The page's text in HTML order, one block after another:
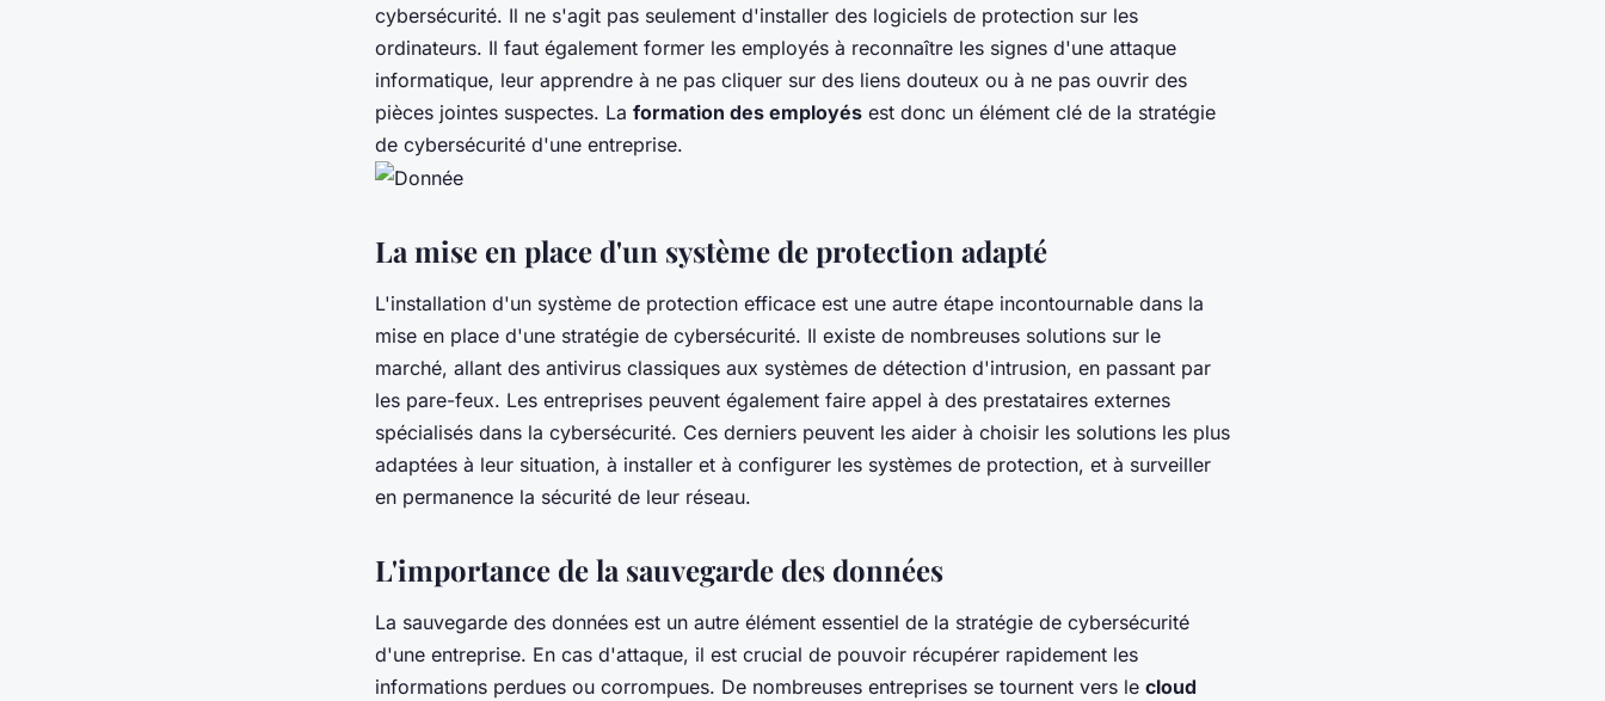
cybersécurité. Il ne s'agit pas seulement d'installer des logiciels de protection sur les
ordinateurs. Il faut également former les employés à reconnaître les signes d'une attaque
informatique, leur apprendre à ne pas cliquer sur des liens douteux ou à ne pas ouvrir des
pièces jointes suspectes. La formation des employés est donc un élément clé de la stratégie
de cybersécurité d'une entreprise.
La mise en place d'un système de protection adapté
L'installation d'un système de protection efficace est une autre étape incontournable dans la
mise en place d'une stratégie de cybersécurité. Il existe de nombreuses solutions sur le
marché, allant des antivirus classiques aux systèmes de détection d'intrusion, en passant par
les pare-feux. Les entreprises peuvent également faire appel à des prestataires externes
spécialisés dans la cybersécurité. Ces derniers peuvent les aider à choisir les solutions les plus
adaptées à leur situation, à installer et à configurer les systèmes de protection, et à surveiller
en permanence la sécurité de leur réseau.
L'importance de la sauvegarde des données
La sauvegarde des données est un autre élément essentiel de la stratégie de cybersécurité
d'une entreprise. En cas d'attaque, il est crucial de pouvoir récupérer rapidement les
informations perdues ou corrompues. De nombreuses entreprises se tournent vers le cloud